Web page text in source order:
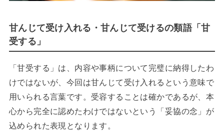
甘んじて受け入れる・甘んじて受けるの類語「甘
受する」
「甘受する」は、内容や事柄について完璧に納得したわ
けではないが、今回は甘んじて受け入れるという意味で
用いられる言葉です。受容することは確かであるが、本
心から完全に認めたわけではないという「妥協の念」が
込められた表現となります。